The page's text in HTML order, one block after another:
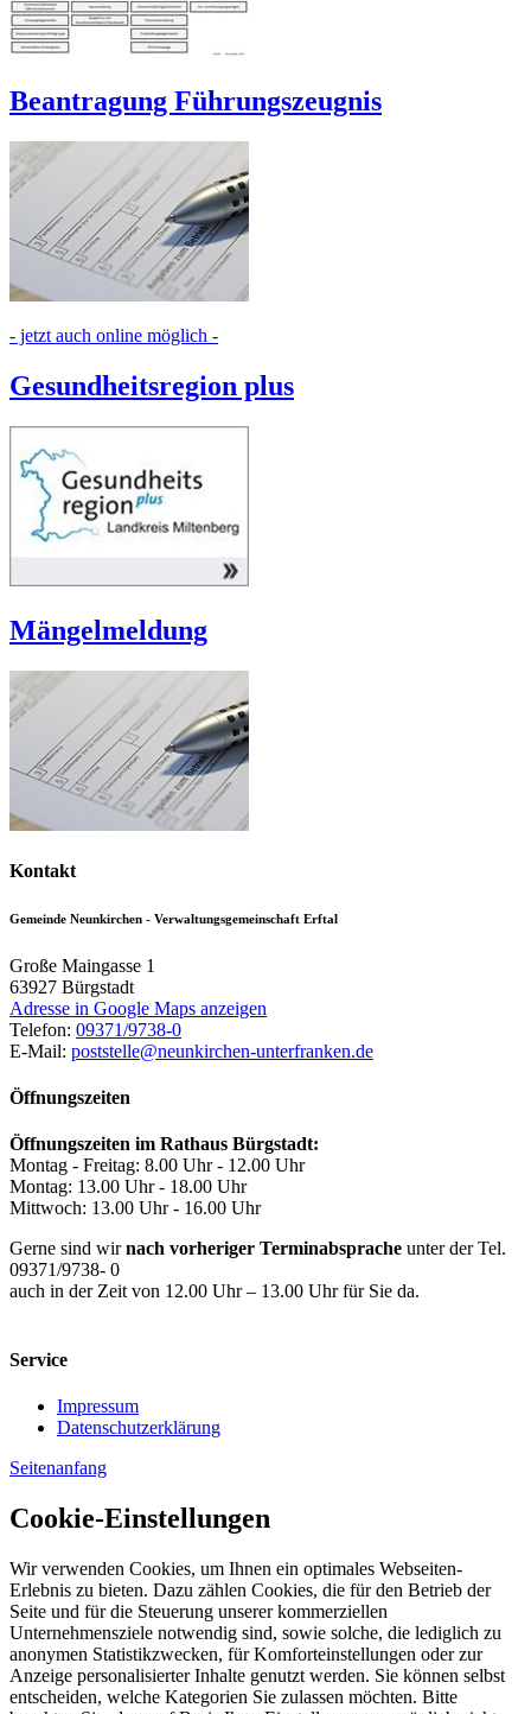
Beantragung Führungszeugnis
- jetzt auch online möglich -
Gesundheitsregion plus
Mängelmeldung
Kontakt
Gemeinde Neunkirchen - Verwaltungsgemeinschaft Erftal
Große Maingasse 1
63927 Bürgstadt
Adresse in Google Maps anzeigen
Telefon: 09371/9738-0
E-Mail: poststelle@neunkirchen-unterfranken.de
Öffnungszeiten
Öffnungszeiten im Rathaus Bürgstadt:
Montag - Freitag: 8.00 Uhr - 12.00 Uhr
Montag: 13.00 Uhr - 18.00 Uhr
Mittwoch: 13.00 Uhr - 16.00 Uhr
Gerne sind wirnach vorheriger Terminabsprache unter der Tel.
09371/9738- 0
auch in der Zeit von 12.00 Uhr – 13.00 Uhr für Sie da.
Service
Impressum
Datenschutzerklärung
Seitenanfang
Cookie-Einstellungen
Wir verwenden Cookies, um Ihnen ein optimales Webseiten-
Erlebnis zu bieten. Dazu zählen Cookies, die für den Betrieb der
Seite und für die Steuerung unserer kommerziellen
Unternehmensziele notwendig sind, sowie solche, die lediglich zu
anonymen Statistikzwecken, für Komforteinstellungen oder zur
Anzeige personalisierter Inhalte genutzt werden. Sie können selbst
entscheiden, welche Kategorien Sie zulassen möchten. Bitte